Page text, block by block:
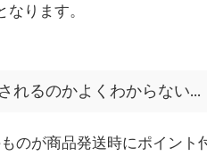
ります。
れるのかよくわからない…
のが商品発送時にポイント